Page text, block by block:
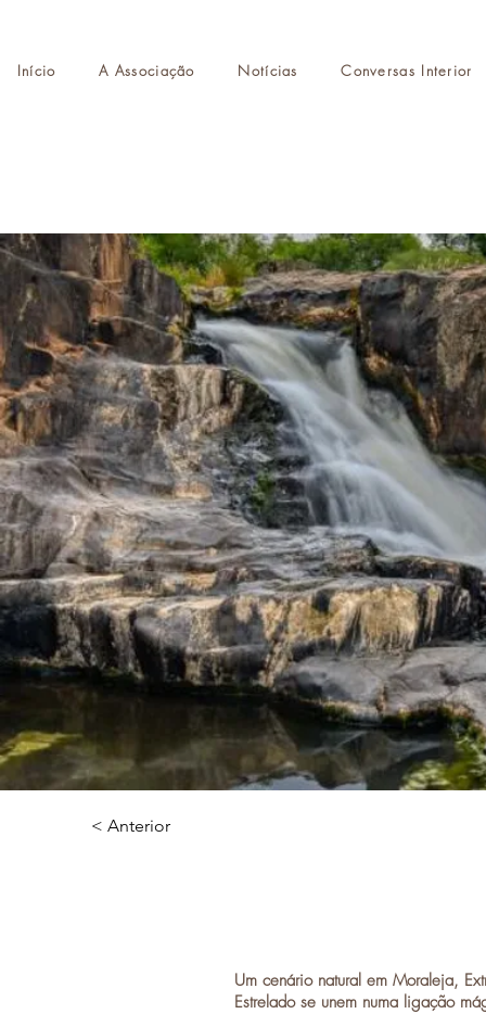
Início A Associação Notícias Conversas Interior
< Anterior
Um cenário natural em Moraleja,
Estrelado se unem numa ligação